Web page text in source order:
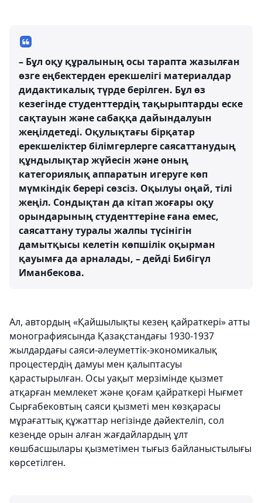
– Бұл оқу құралының осы тарапта жазылған
өзге еңбектерден ерекшелігі материалдар
дидактикалық түрде берілген. Бұл өз
кезегінде студенттердің тақырыптарды еске
сақтауын және сабаққа дайындалуын
жеңілдетеді. Оқулықтағы бірқатар
ерекшеліктер білімгерлерге саясаттанудың
құндылықтар жүйесін және оның
категориялық аппаратын игеруге көп
мүмкіндік берері сөзсіз. Оқылуы оңай, тілі
жеңіл. Сондықтан да кітап жоғары оқу
орындарының студенттеріне ғана емес,
саясаттану туралы жалпы түсінігін
дамытқысы келетін көпшілік оқырман
қауымға да арналады, – дейді Бибігүл
Иманбекова.
Ал, автордың «Қайшылықты кезең қайраткері» атты
монографиясында Қазақстандағы 1930-1937
жылдардағы саяси-әлеуметтік-экономикалық
процестердің дамуы мен қалыптасуы
қарастырылған. Осы уақыт мерзімінде қызмет
атқарған мемлекет және қоғам қайраткері Нығмет
Сырғабековтың саяси қызметі мен көзқарасы
мұрағаттық құжаттар негізінде дәйектеліп, сол
кезеңде орын алған жағдайлардың ұлт
көшбасшылары қызметімен тығыз байланыстылығы
көрсетілген.